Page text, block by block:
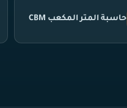
حاسبة المتر المكعب CBM